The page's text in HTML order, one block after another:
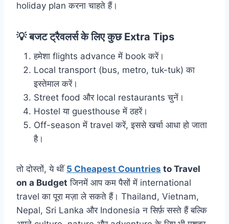
holiday plan करना चाहते हैं।
💡बजट ट्रैवलर्स के लिए कुछ Extra Tips
हमेशा flights advance में book करें।
Local transport (bus, metro, tuk-tuk) का
इस्तेमाल करें।
Street food और local restaurants चुनें।
Hostel या guesthouse में ठहरें।
Off-season में travel करें, इससे खर्चा आधा हो जाता
है।
तो दोस्तों, ये थीं 5 Cheapest Countries to Travel
on a Budget जिनमें आप कम पैसों में international
travel का पूरा मज़ा ले सकते हैं। Thailand, Vietnam,
Nepal, Sri Lanka और Indonesia न सिर्फ़ सस्ते हैं बल्कि